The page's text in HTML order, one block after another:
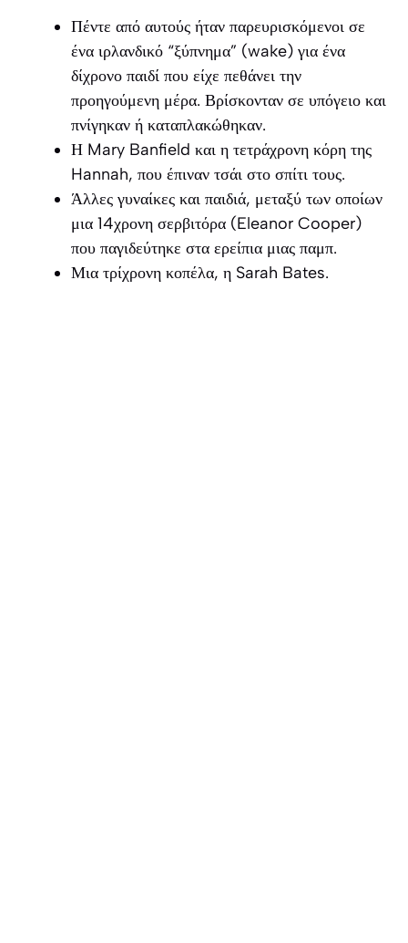
Πέντε από αυτούς ήταν παρευρισκόμενοι σε
ένα ιρλανδικό “ξύπνημα” (wake) για ένα
δίχρονο παιδί που είχε πεθάνει την
προηγούμενη μέρα. Βρίσκονταν σε υπόγειο και
πνίγηκαν ή καταπλακώθηκαν.
Η Mary Banfield και η τετράχρονη κόρη της
Hannah, που έπιναν τσάι στο σπίτι τους.
Άλλες γυναίκες και παιδιά, μεταξύ των οποίων
μια 14χρονη σερβιτόρα (Eleanor Cooper)
που παγιδεύτηκε στα ερείπια μιας παμπ.
Μια τρίχρονη κοπέλα, η Sarah Bates.